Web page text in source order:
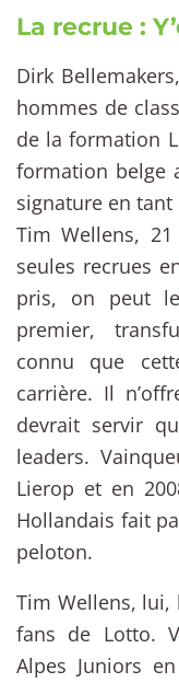
La recrue :
Dirk
hommes de
de la formation
formation belge
signature en
Tim Wellens,
seules recrues
pris, on peut
premier,
connu que
carrière. Il
devrait servir
leaders.
Lierop et en
Hollandais fait
peloton.
Tim Wellens, lui,
fans de Lotto.
Alpes Juniors